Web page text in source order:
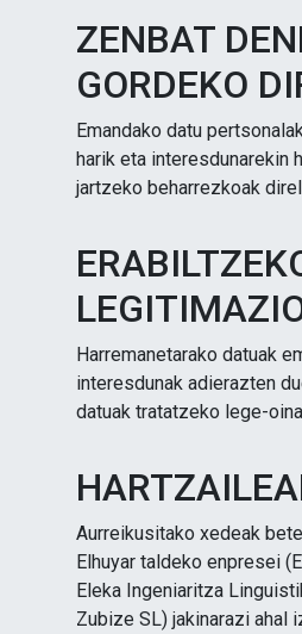
ZENBAT
GORDEKO
Emandako datu
harik eta interesdunarekin
jartzeko beharrezkoak
Harremanetarako datuak
interesdunak adierazten
datuak tratatzeko lege-
Aurreikusitako xedeak
Elhuyar taldeko enpresei
Eleka Ingeniaritza
Zubize SL) jakinarazi ahal